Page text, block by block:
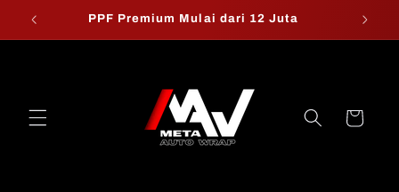
Skip to
PPF Premium Mulai dari 12 Juta
Cart